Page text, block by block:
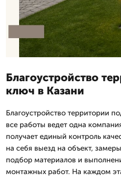
Благоустройство
ключ в Казани
Благоустройство территории
все работы ведет одна
получает единый контроль
на себя выезд на объект,
подбор материалов и
монтажных работ. На каждом